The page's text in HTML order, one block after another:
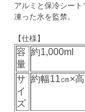
アルミと保冷シート
凍った氷を監禁。
【仕様】
容
量
約1,000ml
サ
イ
ズ
約幅11㎝×